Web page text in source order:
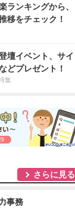
ランキングから、
移をチェック！
壇イベント、サイ
どプレゼント！
集
さらに見る
事務